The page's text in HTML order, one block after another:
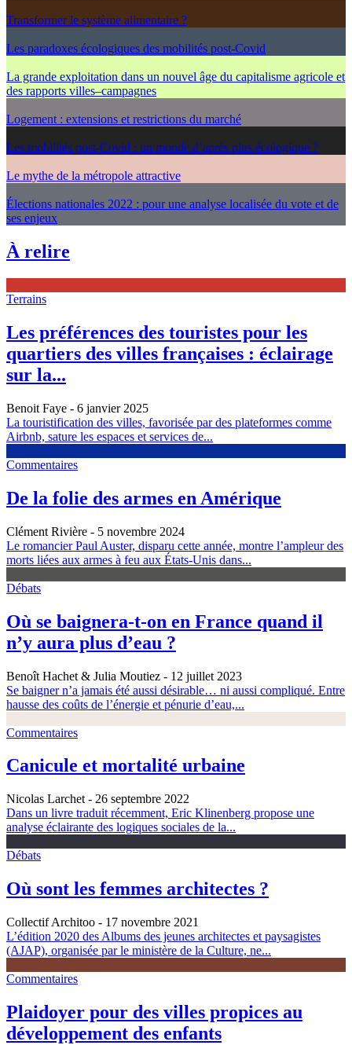
Transformer le système alimentaire ?
Les paradoxes écologiques des mobilités post-Covid
La grande exploitation dans un nouvel âge du capitalisme agricole et
des rapports villes–campagnes
Logement : extensions et restrictions du marché
Les mobilités post-Covid : un monde d’après plus écologique ?
Le mythe de la métropole attractive
Élections nationales 2022 : pour une analyse localisée du vote et de
ses enjeux
À relire
Terrains
Les préférences des touristes pour les
quartiers des villes françaises : éclairage
sur la...
Benoit Faye - 6 janvier 2025
La touristification des villes, favorisée par des plateformes comme
Airbnb, sature les espaces et services de...
Commentaires
De la folie des armes en Amérique
Clément Rivière - 5 novembre 2024
Le romancier Paul Auster, disparu cette année, montre l’ampleur des
morts liées aux armes à feu aux États-Unis dans...
Débats
Où se baignera-t-on en France quand il
n’y aura plus d’eau ?
Benoît Hachet & Julia Moutiez - 12 juillet 2023
Se baigner n’a jamais été aussi désirable… ni aussi compliqué. Entre
hausse des coûts de l’énergie et pénurie d’eau,...
Commentaires
Canicule et mortalité urbaine
Nicolas Larchet - 26 septembre 2022
Dans un livre traduit récemment, Eric Klinenberg propose une
analyse éclairante des logiques sociales de la...
Débats
Où sont les femmes architectes ?
Collectif Architoo - 17 novembre 2021
L’édition 2020 des Albums des jeunes architectes et paysagistes
(AJAP), organisée par le ministère de la Culture, ne...
Commentaires
Plaidoyer pour des villes propices au
développement des enfants